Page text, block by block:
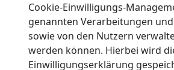
Cookie-Einwilligungs-
genannten Verarbeitungen
sowie von den Nutzern
werden können. Hierbei wird
Einwilligungserklärung